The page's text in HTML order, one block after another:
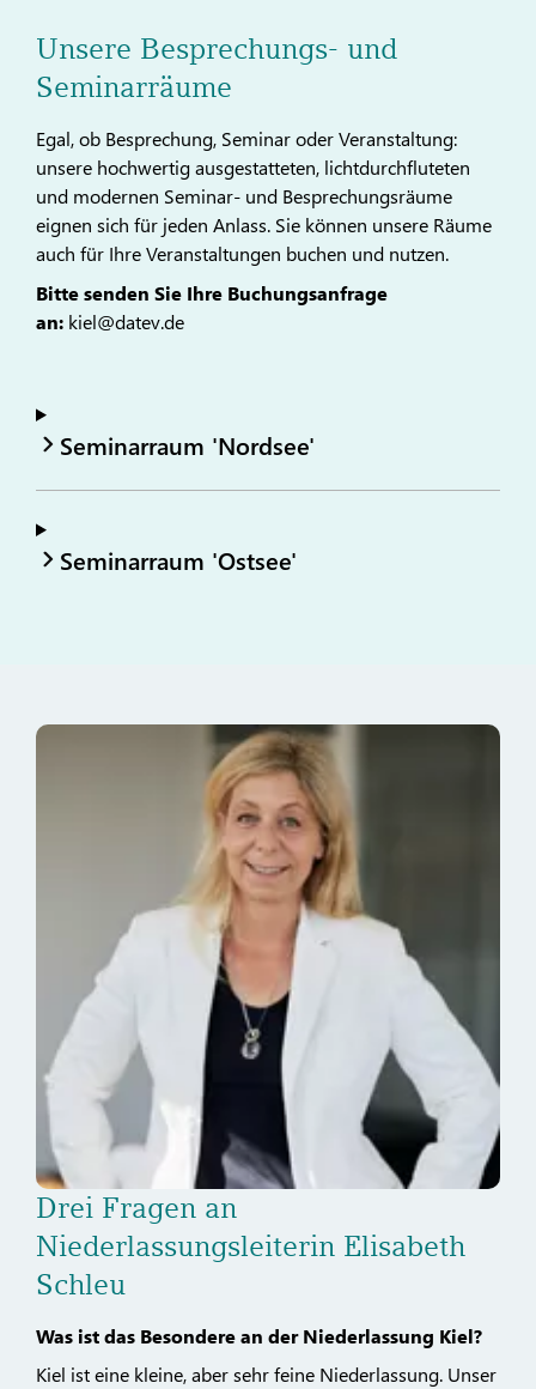
Unsere Besprechungs- und
Seminarräume
Egal, ob Besprechung, Seminar oder Veranstaltung:
unsere hochwertig ausgestatteten, lichtdurchfluteten
und modernen Seminar- und Besprechungsräume
eignen sich für jeden Anlass. Sie können unsere Räume
auch für Ihre Veranstaltungen buchen und nutzen.
Bitte senden Sie Ihre Buchungsanfrage
an: kiel@datev.de
Seminarraum 'Nordsee'
Seminarraum 'Ostsee'
Drei Fragen an
Niederlassungsleiterin Elisabeth
Schleu
Was ist das Besondere an der Niederlassung Kiel?
Kiel ist eine kleine, aber sehr feine Niederlassung. Unser